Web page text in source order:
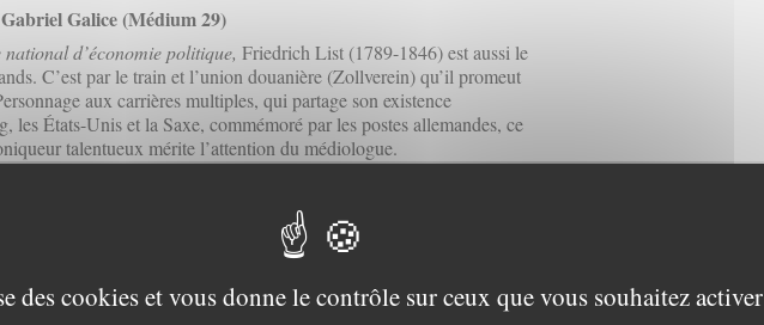
Galice (Médium 29)
national d’économie politique, Friedrich List (1789-1846) est aussi le
C’est par le train et l’union douanière (Zollverein) qu’il promeut
aux carrières multiples, qui partage son existence
les États-Unis et la Saxe, commémoré par les postes allemandes, ce
talentueux mérite l’attention du médiologue.
Michel Erman (Médium 28)
que leur œuvre. C’est le cas de Brillat-Savarin, dont la
peu avant sa mort, est souvent évoquée, parfois citée de façon
et du succès obtenus au XIX
e
de gastronomie transcendantales » une prose digne de La
des cookies et vous donne le contrôle sur ceux que vous souhaitez activer